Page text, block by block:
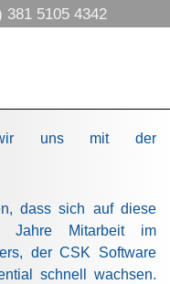
381 5105 4342
wir uns mit der
dass sich auf diese
Jahre Mitarbeit im
der CSK Software
schnell wachsen.